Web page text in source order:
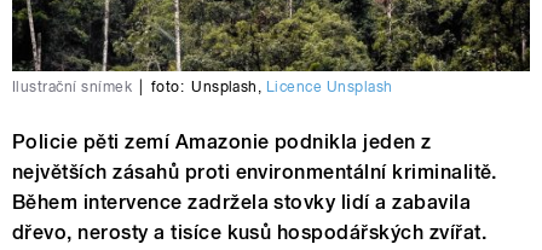
Ilustrační snímek foto: Unsplash , Licence Unsplash
Policie pěti zemí Amazonie podnikla jeden z
největších zásahů proti environmentální kriminalitě.
Během intervence zadržela stovky lidí a zabavila
dřevo, nerosty a tisíce kusů hospodářských zvířat.